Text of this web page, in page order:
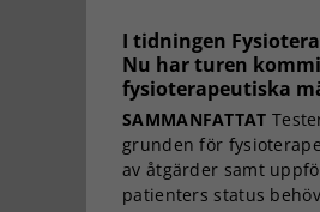
I tidningen
Nu har turen
fysioterapeutiska
SAMMANFATTAT
grunden för
av åtgärder samt
patienters status